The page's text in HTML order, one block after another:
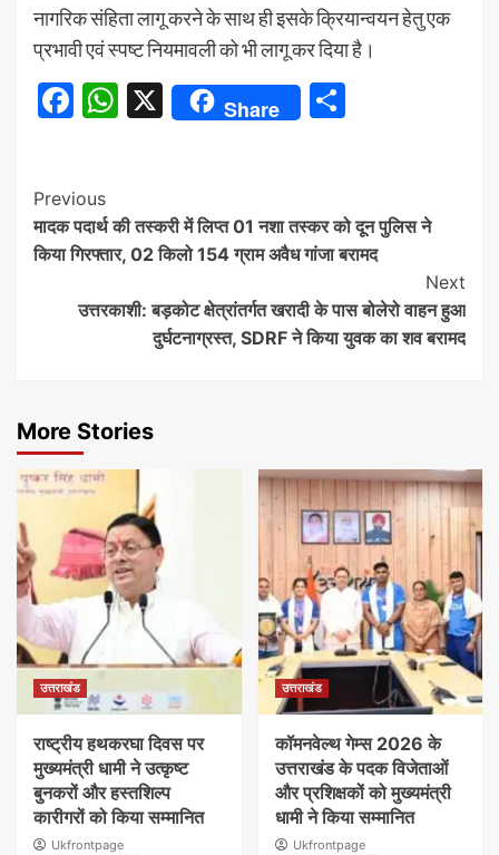
नागरिक संहिता लागू करने के साथ ही इसके क्रियान्वयन हेतु एक
प्रभावी एवं स्पष्ट नियमावली को भी लागू कर दिया है।
Facebook
WhatsApp
X Share
Continue
Reading
Previous
मादक पदार्थ की तस्करी में लिप्त 01 नशा तस्कर को दून पुलिस ने
किया गिरफ्तार, 02 किलो 154 ग्राम अवैध गांजा बरामद
Next
उत्तरकाशी: बड़कोट क्षेत्रांतर्गत खरादी के पास बोलेरो वाहन हुआ
दुर्घटनाग्रस्त, SDRF ने किया युवक का शव बरामद
More Stories
उत्तराखंड
राष्ट्रीय हथकरघा दिवस पर
मुख्यमंत्री धामी ने उत्कृष्ट
बुनकरों और हस्तशिल्प
कारीगरों को किया सम्मानित
Ukfrontpage
उत्तराखंड
कॉमनवेल्थ गेम्स 2026 के
उत्तराखंड के पदक विजेताओं
और प्रशिक्षकों को मुख्यमंत्री
धामी ने किया सम्मानित
Ukfrontpage